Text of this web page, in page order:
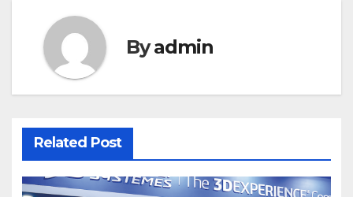
Byadmin
Related Post